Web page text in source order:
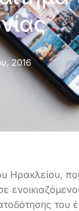
2016
του